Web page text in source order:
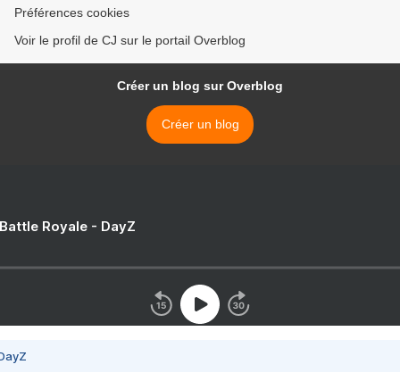
Préférences cookies
Voir le profil de CJ sur le portail Overblog
Créer un blog sur Overblog
Créer un blog
Royale - DayZ